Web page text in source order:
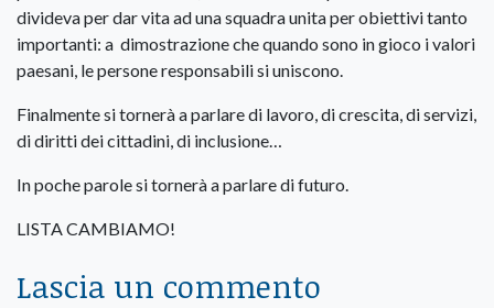
divideva per dar vita ad una squadra unita per obiettivi tanto
importanti: a dimostrazione che quando sono in gioco i valori
paesani, le persone responsabili si uniscono.
Finalmente si tornerà a parlare di lavoro, di crescita, di servizi,
di diritti dei cittadini, di inclusione…
In poche parole si tornerà a parlare di futuro.
LISTA CAMBIAMO!
Lascia un commento